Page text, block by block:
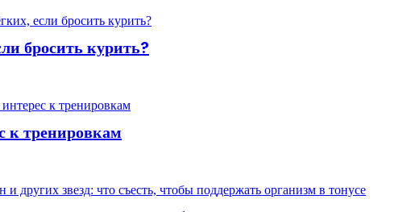
бросить курить?
к тренировкам